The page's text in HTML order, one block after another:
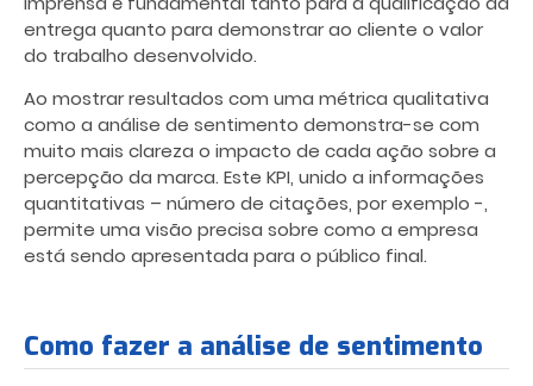
entrega quanto para demonstrar ao cliente o valor
do trabalho desenvolvido.
Ao mostrar resultados com uma métrica qualitativa
como a análise de sentimento demonstra-se com
muito mais clareza o impacto de cada ação sobre a
percepção da marca. Este KPI, unido a informações
quantitativas – número de citações, por exemplo -,
permite uma visão precisa sobre como a empresa
está sendo apresentada para o público final.
Como fazer a análise de sentimento